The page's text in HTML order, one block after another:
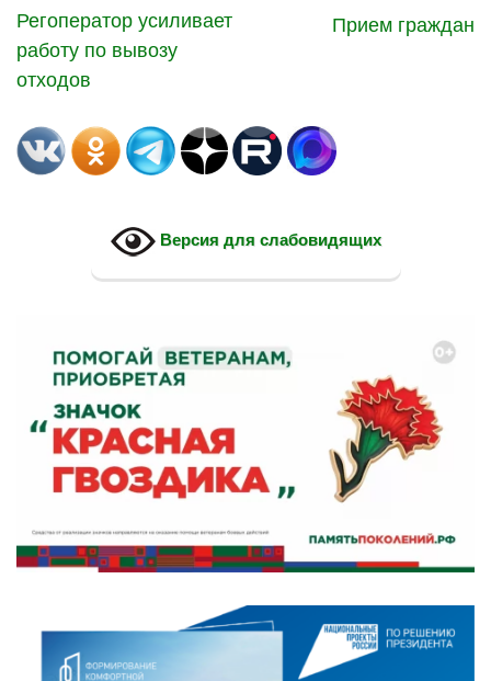
Регоператор усиливает
работу по вывозу
отходов
Прием граждан
Версия для слабовидящих